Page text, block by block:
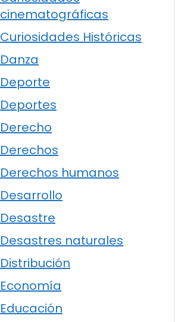
cinematográficas
Curiosidades Históricas
Danza
Deporte
Deportes
Derecho
Derechos
Derechos humanos
Desarrollo
Desastre
Desastres naturales
Distribución
Economía
Educación